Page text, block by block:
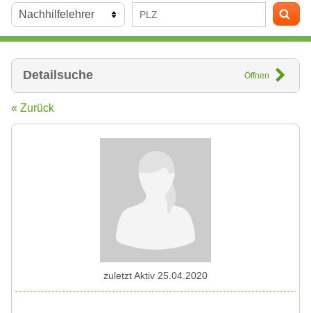
Detailsuche Öffnen
« Zurück
zuletzt Aktiv 25.04.2020